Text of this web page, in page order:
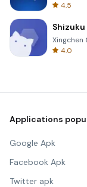
4.5
Shizuku
Xingchen
4.0
Applications
Google Apk
Facebook Apk
Twitter apk